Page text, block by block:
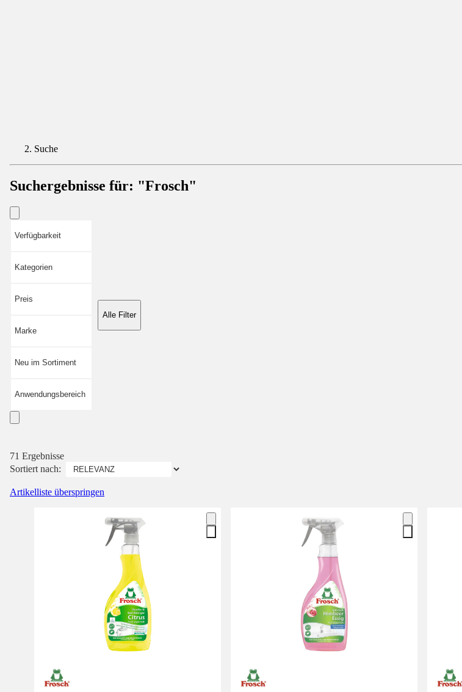
Suche
Suchergebnisse für: "Frosch"
Verfügbarkeit
Kategorien
Preis
Marke
Neu im Sortiment
Anwendungsbereich
Alle Filter
71 Ergebnisse
Sortiert nach:
Artikelliste überspringen